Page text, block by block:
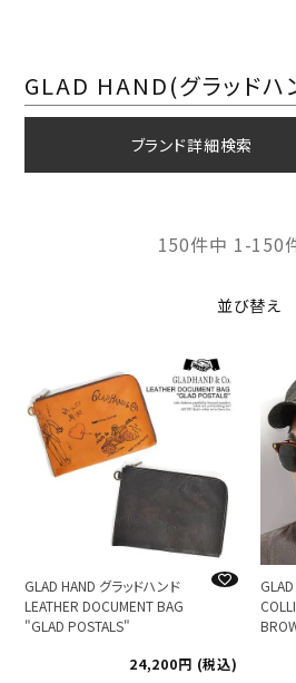
GLAD HAND(グラッドハ
ブランド詳細検索
並び替え
150件中 1-150
GLAD HAND グラッドハンド
LEATHER DOCUMENT BAG
"GLAD POSTALS"
24,200
税込